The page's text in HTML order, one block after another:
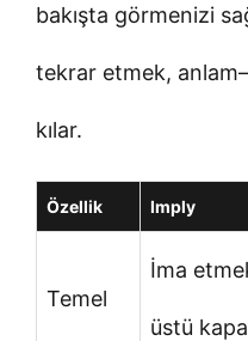
bakışta görmenizi
tekrar etmek,
kılar.
Özellik Imply
Temel
İma
üstü